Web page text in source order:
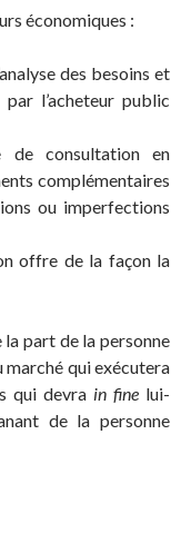
économiques :
des besoins et
l’acheteur public
consultation en
complémentaires
ou imperfections
offre de la façon la
part de la personne
qui exécutera
qui devra in fine lui-
de la personne